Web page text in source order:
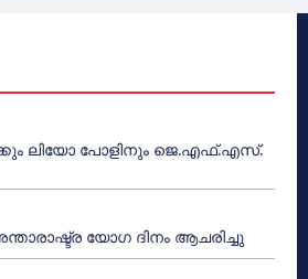
ലിയോ പോളിനും ജെ.എഫ്.എസ്.
യോഗ ദിനം ആചരിച്ചു